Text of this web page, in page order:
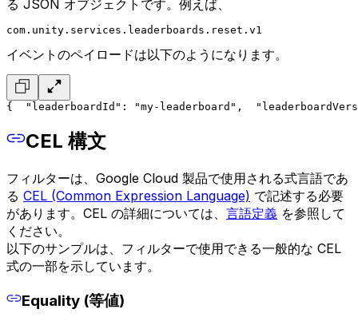
る JSON オブジェクトです。例えば、
com.unity.services.leaderboards.reset.v1
イベントのペイロードは以下のようになります。
{
  "leaderboardId": "my-leaderboard",
CEL 構文
フィルターは、Google Cloud 製品で使用される式言語であ
る CEL (Common Expression Language) で記述する必要
があります。CEL の詳細については、 言語定義 を参照して
ください。
以下のサンプルは、フィルターで使用できる一般的な CEL
式の一部を示しています。
Equality (等値)